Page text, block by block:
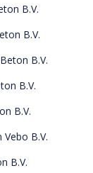
B.V.
B.V.
B.V.
B.V.
B.V.
B.V.
B.V.